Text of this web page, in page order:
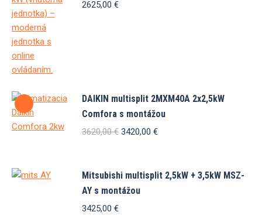
2625,00 €
DAIKIN multisplit 2MXM40A 2x2,5kW
Comfora s montážou
3620,00€ Pôvodná
3620,00 €.
3420,00 €Aktuálna
3420,00 €.
Mitsubishi multisplit 2,5kW + 3,5kW MSZ-
AY s montážou
3425,00 €